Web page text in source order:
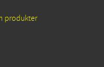
produkter